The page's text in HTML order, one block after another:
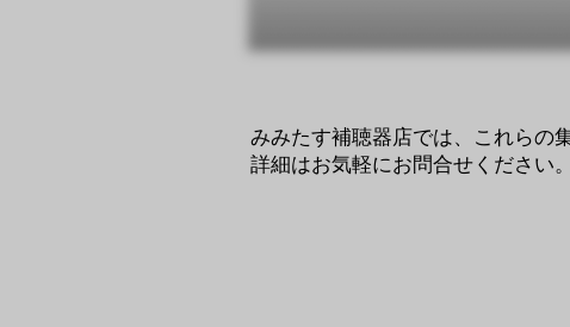
みみたす補聴器店では、これらの
​詳細はお気軽にお問合せください。